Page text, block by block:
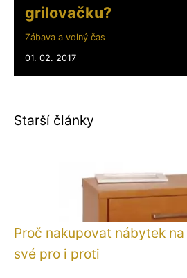
grilovačku?
Zábava a volný čas
01. 02. 2017
Starší články
Proč nakupovat nábytek
své pro i proti